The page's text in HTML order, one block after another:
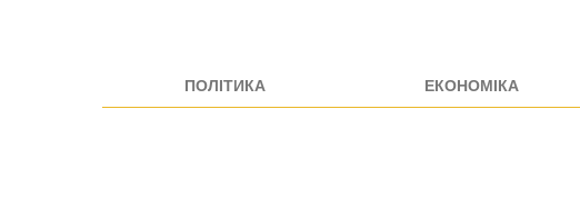
ПОЛІТИКА ЕКОНОМІКА